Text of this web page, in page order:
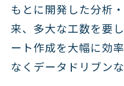
もとに開発した分析
来、多大な工数を要
ート作成を大幅に効
なくデータドリブン